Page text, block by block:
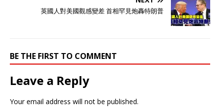
英國人對美國觀感變差 首相罕見炮轟特朗普
BE THE FIRST TO COMMENT
Leave a Reply
Your email address will not be published.